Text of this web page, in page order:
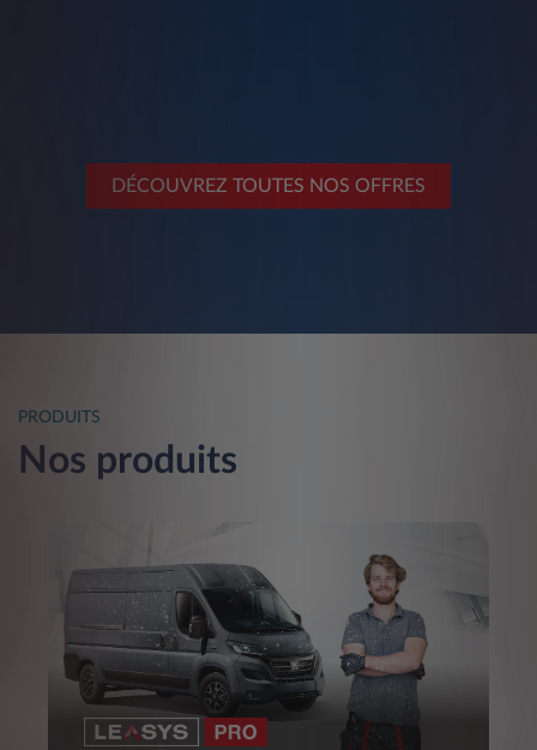
DÉCOUVREZ TOUTES NOS OFFRES
PRODUITS
Nos produits